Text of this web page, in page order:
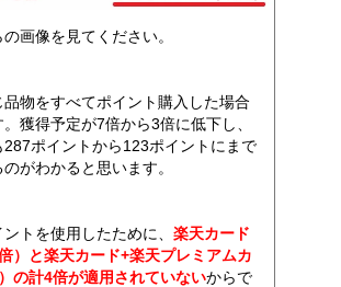
画像を見てください。
品物をすべてポイント購入した場合
獲得予定が7倍から3倍に低下し、
287ポイントから123ポイントにまで
がわかると思います。
トを使用したために、 楽天カード
）と楽天カード+楽天プレミアムカ
の計4倍が適用されていないからで